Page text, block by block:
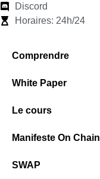
Discord
Horaires: 24h/24
Comprendre
White Paper
Le cours
Manifeste On Chain
SWAP